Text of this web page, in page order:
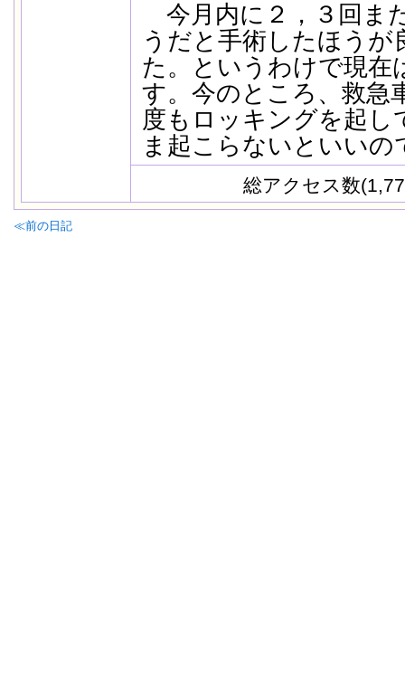
今月内に２，３回ま
うだと手術したほうが
た。というわけで現在
す。今のところ、救急
度もロッキングを起し
ま起こらないといいの
総アクセス数
≪前の日記